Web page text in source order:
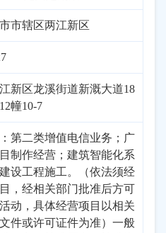
市辖区两江新区
新区龙溪街道新溉大道18
幢10-7
第二类增值电信业务；广
制作经营；建筑智能化系
设工程施工。（依法须经
，经相关部门批准后方可
动，具体经营项目以相关
件或许可证件为准）一般